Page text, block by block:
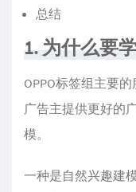
总结
1. 为什么要
OPPO标签组主要
广告主提供更好的
模。
一种是自然兴趣建